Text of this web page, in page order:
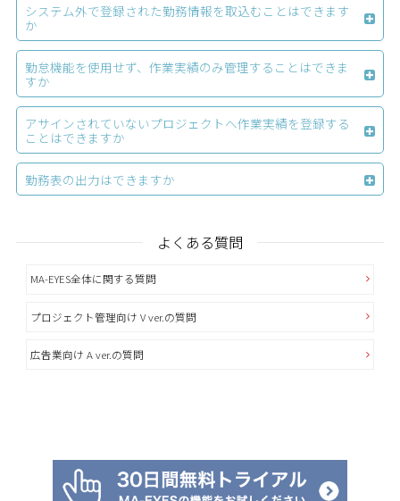
システム外で登録された勤務情報を取込むことはできます
か
勤怠機能を使用せず、作業実績のみ管理することはできま
すか
アサインされていないプロジェクトへ作業実績を登録する
ことはできますか
勤務表の出力はできますか
よくある質問
MA-EYES全体に関する質問
プロジェクト管理向け V ver.の質問
広告業向け A ver.の質問